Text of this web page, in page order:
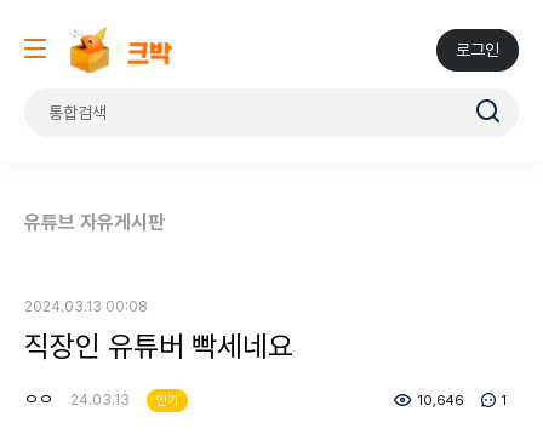
로그인
유튜브 자유게시판
2024.03.13 00:08
직장인 유튜버 빡세네요
ㅇㅇ 24.03.13 인기 10,646 1